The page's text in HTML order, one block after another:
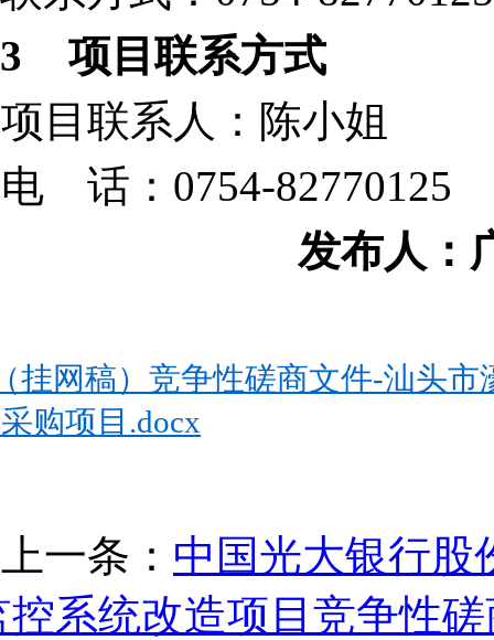
3
项目联系方式
项目联系人：陈小姐
电 话：0754-82770125
发布人：
挂网稿）竞争性磋商文件-汕头
购项目.docx
上一条： 中国光大银行股
控系统改造项目竞争性